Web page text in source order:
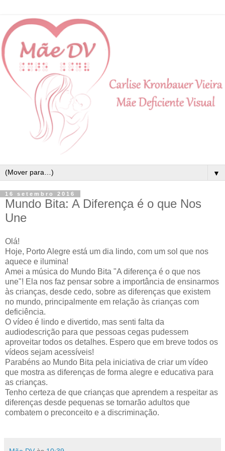
▼
16 setembro 2016
Mundo Bita: A Diferença é o que Nos
Une
Olá!
Hoje, Porto Alegre está um dia lindo, com um sol que nos
aquece e ilumina!
Amei a música do Mundo Bita "A diferença é o que nos
une"! Ela nos faz pensar sobre a importância de ensinarmos
às crianças, desde cedo, sobre as diferenças que existem
no mundo, principalmente em relação às crianças com
deficiência.
O vídeo é lindo e divertido, mas senti falta da
audiodescrição para que pessoas cegas pudessem
aproveitar todos os detalhes. Espero que em breve todos os
vídeos sejam acessíveis!
Parabéns ao Mundo Bita pela iniciativa de criar um vídeo
que mostra as diferenças de forma alegre e educativa para
as crianças.
Tenho certeza de que crianças que aprendem a respeitar as
diferenças desde pequenas se tornarão adultos que
combatem o preconceito e a discriminação.